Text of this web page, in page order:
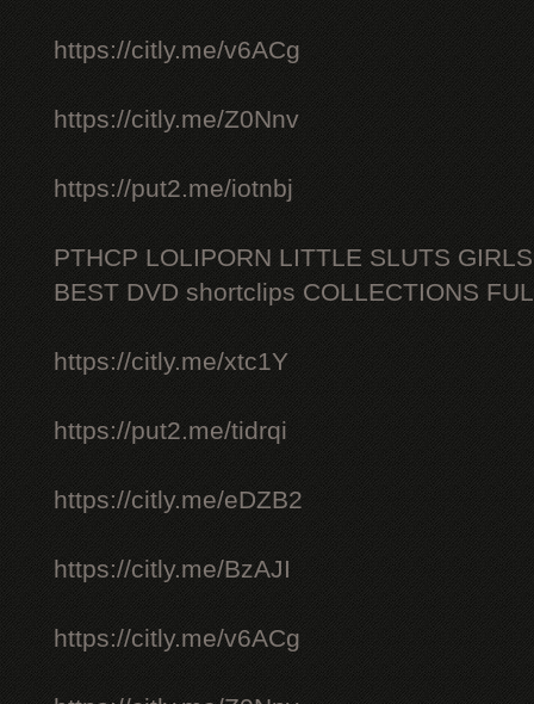
https://citly.me/v6ACg
https://citly.me/Z0Nnv
https://put2.me/iotnbj
PTHCP LOLIPORN LITTLE SLUTS
BEST DVD shortclips COLLECTIONS
https://citly.me/xtc1Y
https://put2.me/tidrqi
https://citly.me/eDZB2
https://citly.me/BzAJI
https://citly.me/v6ACg